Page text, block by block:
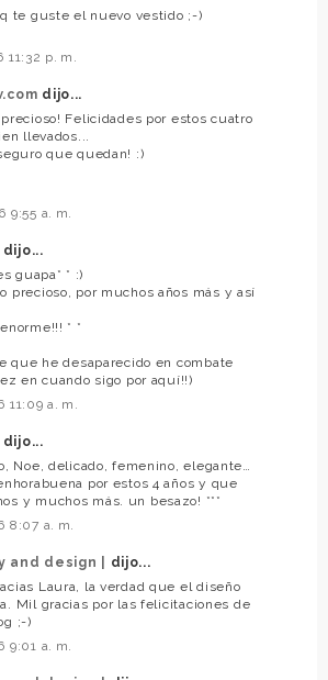
te guste el nuevo vestido ;-)
p. m.
dijo...
Felicidades por estos cuatro
llevados...
que quedan! :)
9:55 a. m.
dijo...
guapa* * :)
precioso, por muchos años más y así
* *
que he desaparecido en combate
en cuando sigo por aquí!!)
a. m.
dijo...
Noe, delicado, femenino, elegante…
por estos 4 años y que
y muchos más. un besazo! ***
8:07 a. m.
and design |
dijo...
Laura, la verdad que el diseño
Mil gracias por las felicitaciones de
;-)
9:01 a. m.